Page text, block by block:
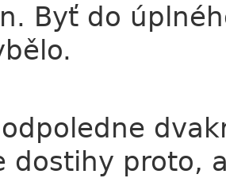
Byť do
odpoledne
dostihy proto,